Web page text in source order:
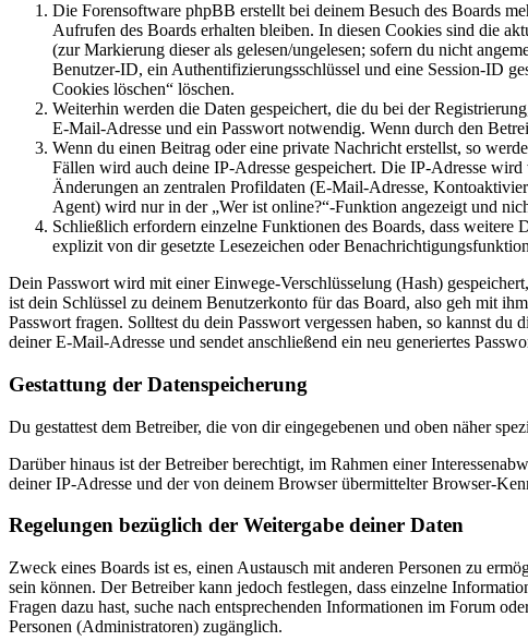
Die Forensoftware phpBB erstellt bei deinem Besuch des Boards
Aufrufen des Boards erhalten bleiben. In diesen Cookies sind die
(zur Markierung dieser als gelesen/ungelesen; sofern du nicht
Benutzer-ID, ein Authentifizierungsschlüssel und eine Session-ID
Cookies löschen“ löschen.
Weiterhin werden die Daten gespeichert, die du bei der
E-Mail-Adresse und ein Passwort notwendig. Wenn durch den
Wenn du einen Beitrag oder eine private Nachricht erstellst, so
Fällen wird auch deine IP-Adresse gespeichert. Die IP-Adresse
Änderungen an zentralen Profildaten (E-Mail-Adresse,
Agent) wird nur in der „Wer ist online?“-Funktion angezeigt und
Schließlich erfordern einzelne Funktionen des Boards, dass
explizit von dir gesetzte Lesezeichen oder
Dein Passwort wird mit einer Einwege-Verschlüsselung (Hash)
ist dein Schlüssel zu deinem Benutzerkonto für das Board, also geh mit
Passwort fragen. Solltest du dein Passwort vergessen haben, so kannst
deiner E-Mail-Adresse und sendet anschließend ein neu generiertes
Gestattung der Datenspeicherung
Du gestattest dem Betreiber, die von dir eingegebenen und oben näher
Darüber hinaus ist der Betreiber berechtigt, im Rahmen einer
deiner IP-Adresse und der von deinem Browser übermittelter Browser-
Regelungen bezüglich der Weitergabe deiner Daten
Zweck eines Boards ist es, einen Austausch mit anderen Personen zu
sein können. Der Betreiber kann jedoch festlegen, dass einzelne
Fragen dazu hast, suche nach entsprechenden Informationen im Forum
Personen (Administratoren) zugänglich.